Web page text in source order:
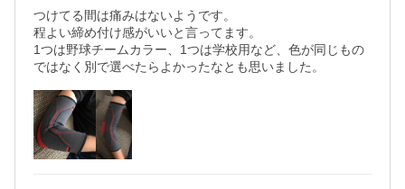
つけてる間は痛みはないようです。
程よい締め付け感がいいと言ってます。
1つは野球チームカラー、1つは学校用など、色が同じもの